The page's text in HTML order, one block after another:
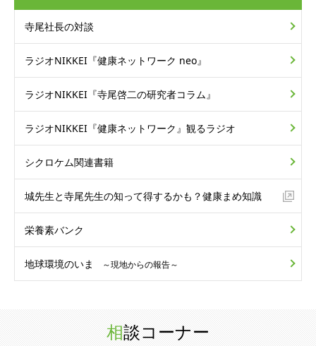
寺尾社長の対談
ラジオNIKKEI 『健康ネットワーク neo』
ラジオNIKKEI 『寺尾啓二の研究者コラム』
ラジオNIKKEI 『健康ネットワーク』 観るラジオ
シクロケム関連書籍
城先生と寺尾先生の知って得するかも？健康まめ知識
栄養素バンク
地球環境のいま ～現地からの報告～
相談コーナー